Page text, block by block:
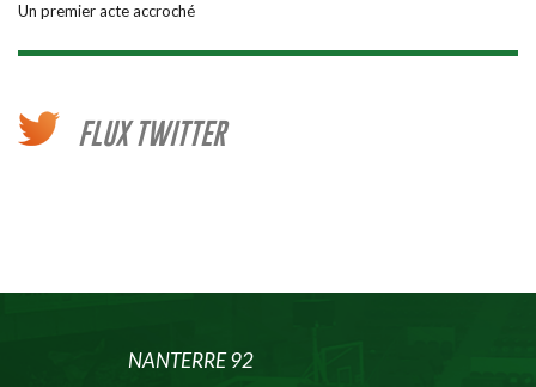
Un premier acte accroché
FLUX TWITTER
NANTERRE 92